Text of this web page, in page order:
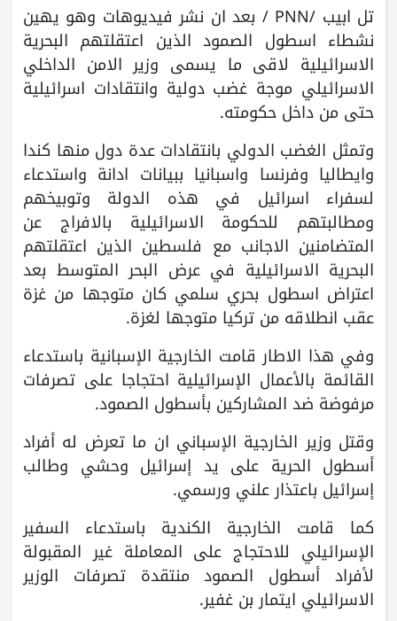
تل ابيب /PNN / بعد ان نشر فيديوهات وهو يهين
نشطاء اسطول الصمود الذين اعتقلتهم البحرية
الاسرائيلية لاقى ما يسمى وزير الامن الداخلي
الاسرائيلي موجة غضب دولية وانتقادات اسرائيلية
حتى من داخل حكومته.
وتمثل الغضب الدولي بانتقادات عدة دول منها كندا
وايطاليا وفرنسا واسبانيا ببيانات ادانة واستدعاء
لسفراء اسرائيل في هذه الدولة وتوبيخهم
ومطالبتهم للحكومة الاسرائيلية بالافراج عن
المتضامنين الاجانب مع فلسطين الذين اعتقلتهم
البحرية الاسرائيلية في عرض البحر المتوسط بعد
اعتراض اسطول بحري سلمي كان متوجها من غزة
عقب انطلاقه من تركيا متوجها لغزة.
وفي هذا الاطار قامت الخارجية الإسبانية باستدعاء
القائمة بالأعمال الإسرائيلية احتجاجا على تصرفات
مرفوضة ضد المشاركين بأسطول الصمود.
وقتل وزير الخارجية الإسباني ان ما تعرض له أفراد
أسطول الحرية على يد إسرائيل وحشي وطالب
إسرائيل باعتذار علني ورسمي.
كما قامت الخارجية الكندية باستدعاء السفير
الإسرائيلي للاحتجاج على المعاملة غير المقبولة
لأفراد أسطول الصمود منتقدة تصرفات الوزير
الاسرائيلي ايتمار بن غفير.